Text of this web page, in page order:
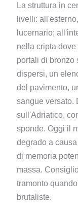
La struttura in
livelli:
lucernario;
nella cripta
portali di bronzo
dispersi, un
del pavimento,
sangue versato.
sull'Adriatico,
sponde. Oggi il
degrado a
di memoria
massa.
tramonto
brutaliste.